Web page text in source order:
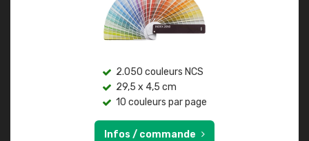
2.050 couleurs NCS
29,5 x 4,5 cm
10 couleurs par page
Infos / commande